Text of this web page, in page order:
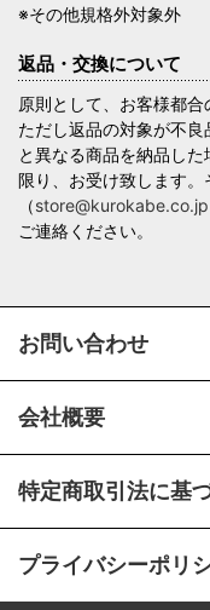
※その他規格外対象外
返品・交換について
原則として、お客様都合
ただし返品の対象が不
と異なる商品を納品し
限り、お受け致します。
（store@kurokabe.co.jp
ご連絡ください。
お問い合わせ
会社概要
特定商取引法に基
プライバシーポリ